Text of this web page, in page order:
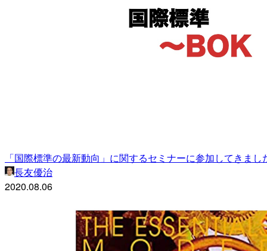
「国際標準の最新動向」に関するセミナーに参加してきまし
長友優治
2020.08.06